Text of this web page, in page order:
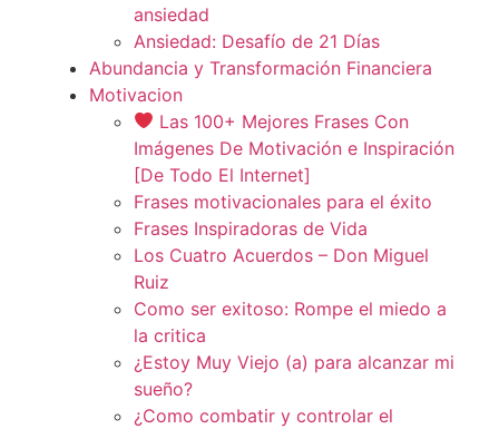
ansiedad
Ansiedad: Desafío de 21 Días
Abundancia y Transformación Financiera
Motivacion
Las 100+ Mejores Frases Con
Imágenes De Motivación e Inspiración
[De Todo El Internet]
Frases motivacionales para el éxito
Frases Inspiradoras de Vida
Los Cuatro Acuerdos – Don Miguel
Ruiz
Como ser exitoso: Rompe el miedo a
la critica
¿Estoy Muy Viejo (a) para alcanzar mi
sueño?
¿Como combatir y controlar el